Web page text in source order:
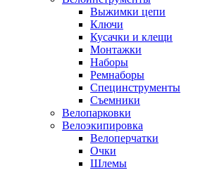
Выжимки цепи
Ключи
Кусачки и клещи
Монтажки
Наборы
Ремнаборы
Специнструменты
Съемники
Велопарковки
Велоэкипировка
Велоперчатки
Очки
Шлемы